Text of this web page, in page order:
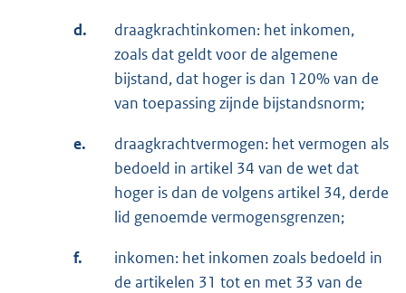
d.
draagkrachtinkomen: het inkomen,
zoals dat geldt voor de algemene
bijstand, dat hoger is dan 120% van de
van toepassing zijnde bijstandsnorm;
e.
draagkrachtvermogen: het vermogen als
bedoeld in artikel 34 van de wet dat
hoger is dan de volgens artikel 34, derde
lid genoemde vermogensgrenzen;
f.
inkomen: het inkomen zoals bedoeld in
de artikelen 31 tot en met 33 van de